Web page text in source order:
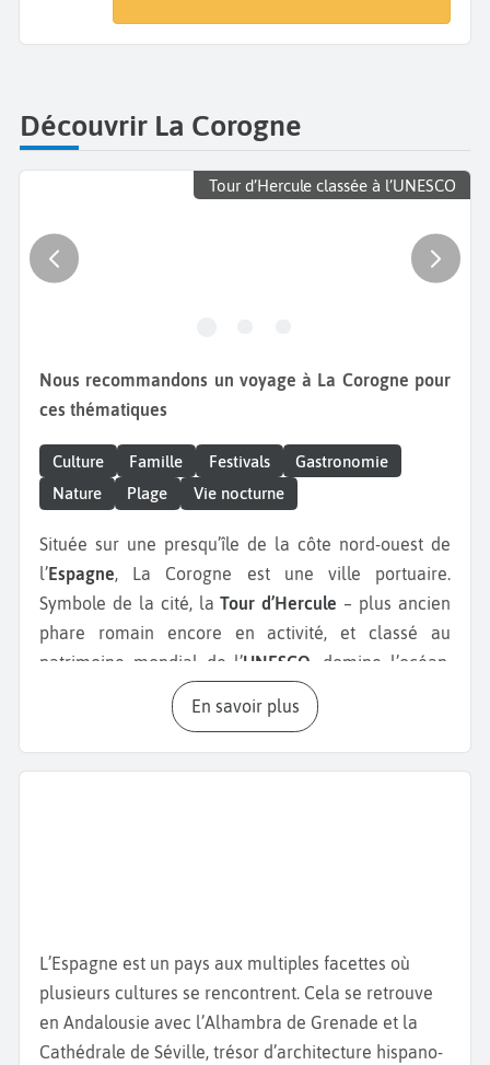
Découvrir La Corogne
Tour d’Hercule classée à l’UNESCO
Nous recommandons un voyage à La Corogne pour
ces thématiques
Culture Famille Festivals
Gastronomie
Nature
Plage Vie nocturne
Située sur une presqu’île de la côte nord-ouest de
l’Espagne, La Corogne est une ville portuaire.
Symbole de la cité, laTour d’Hercule – plus ancien
phare romain encore en activité, et classé au
patrimoine mondial de l’UNESCO , domine l’océan.
Tout autour, la promenade maritime, l’une des plus
longues d’Europe, déroule ses kilomètres face aux
plages d’Orzánet deRiazor,lieux de détente et de
loin, leCastillo de San Antón, ancienne forteresse du
XVIème siècle bâtie sur un îlot, invite à plonger dans
l’histoire grâce à sonmusée archéologique . Pour
En savoir plus
L’Espagne est un pays aux multiples facettes où
plusieurs cultures se rencontrent. Cela se retrouve
en Andalousie avec l’Alhambra de Grenade et la
Cathédrale de Séville, trésor d’architecture hispano-